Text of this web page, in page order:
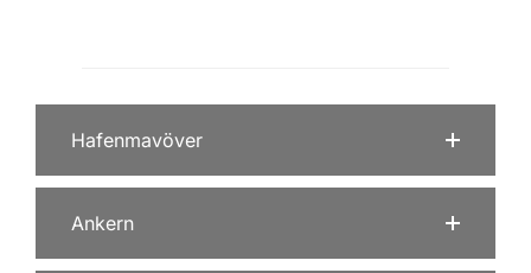
Hafenmavöver
Ankern